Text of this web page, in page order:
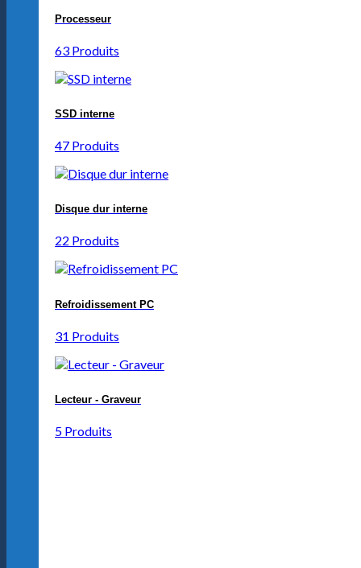
Processeur
63 Produits
SSD interne
47 Produits
Disque dur interne
22 Produits
Refroidissement PC
31 Produits
Lecteur - Graveur
5 Produits